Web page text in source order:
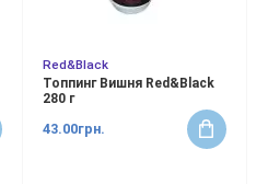
Red&Black
Топпинг Вишня Red&Black
280 г
43.00грн.